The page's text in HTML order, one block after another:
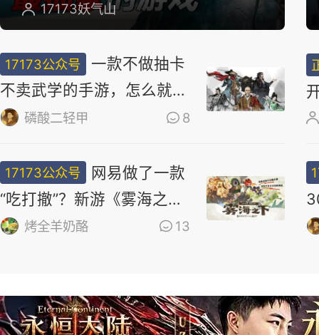
17173妖气山
17173公众号
一款不做抽卡
不卖武学的手游，怎么就做
出了最浓的武侠味儿
磷酸二轻甲 8
17173公众号
网易做了一款
“吃打撤”？新游《雾海之
下》首曝！
烤全羊奶酪 13